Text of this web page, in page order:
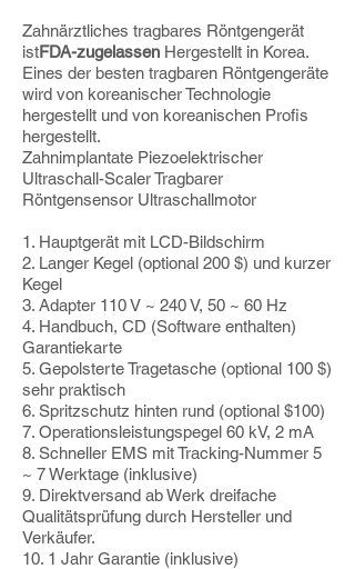
Zahnärztliches tragbares Röntgengerät
istFDA-zugelassen Hergestellt in Korea.
Eines der besten tragbaren Röntgengeräte
wird von koreanischer Technologie
hergestellt und von koreanischen Profis
hergestellt.
Zahnimplantate Piezoelektrischer
Ultraschall-Scaler Tragbarer
Röntgensensor Ultraschallmotor
1. Hauptgerät mit LCD-Bildschirm
2. Langer Kegel (optional 200 $) und kurzer
Kegel
3. Adapter 110 V ~ 240 V, 50 ~ 60 Hz
4. Handbuch, CD (Software enthalten)
Garantiekarte
5. Gepolsterte Tragetasche (optional 100 $)
sehr praktisch
6. Spritzschutz hinten rund (optional $100)
7. Operationsleistungspegel 60 kV, 2 mA
8. Schneller EMS mit Tracking-Nummer 5
~ 7 Werktage (inklusive)
9. Direktversand ab Werk dreifache
Qualitätsprüfung durch Hersteller und
Verkäufer.
10. 1 Jahr Garantie (inklusive)